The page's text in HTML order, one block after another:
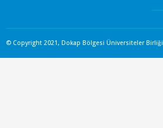
© Copyright 2021, Dokap Bölgesi Üniversiteler Birliği